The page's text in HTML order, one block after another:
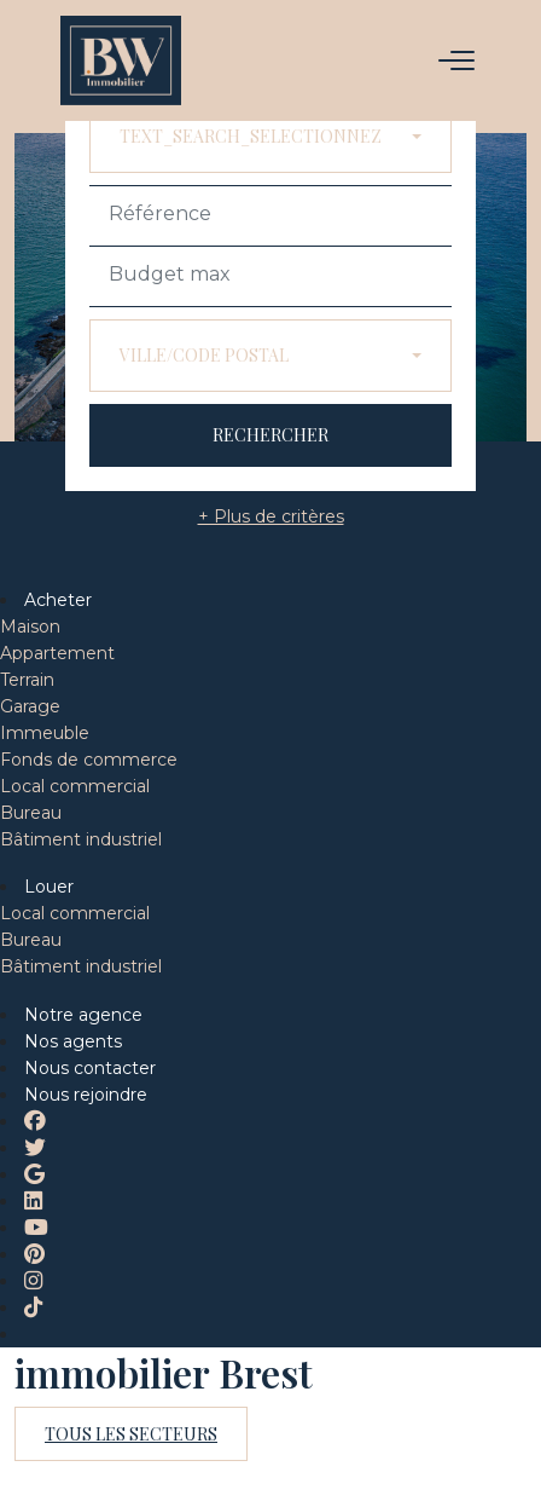
ACHETER
TEXT_SEARCH_SELECTIONNEZ
VILLE/CODE POSTAL
RECHERCHER
+ Plus de critères
Acheter
Maison
Appartement
Terrain
Garage
Immeuble
Fonds de commerce
Local commercial
Bureau
Bâtiment industriel
Louer
Local commercial
Bureau
Bâtiment industriel
Notre agence
Nos agents
Nous contacter
Nous rejoindre
immobilier Brest
TOUS LES SECTEURS